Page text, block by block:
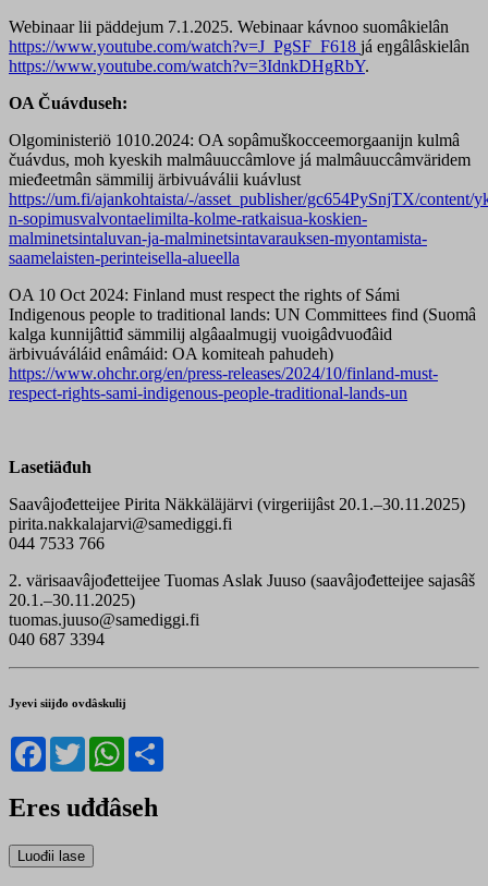
Webinaar lii päddejum 7.1.2025. Webinaar kávnoo suomâkielân
https://www.youtube.com/watch?v=J_PgSF_F618 já eŋgâlâskielân
https://www.youtube.com/watch?v=3IdnkDHgRbY.
OA Čuávduseh:
Olgoministeriö 1010.2024: OA sopâmuškocceemorgaanijn kulmâ
čuávdus, moh kyeskih malmâuuccâmlove já malmâuuccâmväridem
mieđeetmân sämmilij ärbivuáválii kuávlust
https://um.fi/ajankohtaista/-/asset_publisher/gc654PySnjTX/content/
n-sopimusvalvontaelimilta-kolme-ratkaisua-koskien-
malminetsintaluvan-ja-malminetsintavarauksen-myontamista-
saamelaisten-perinteisella-alueella
OA 10 Oct 2024: Finland must respect the rights of Sámi
Indigenous people to traditional lands: UN Committees find (Suomâ
kalga kunnijâttiđ sämmilij algâaalmugij vuoigâdvuođâid
ärbivuáváláid enâmáid: OA komiteah pahudeh)
https://www.ohchr.org/en/press-releases/2024/10/finland-must-
respect-rights-sami-indigenous-people-traditional-lands-un
Lasetiäđuh
Saavâjođetteijee Pirita Näkkäläjärvi (virgeriijâst 20.1.–30.11.2025)
pirita.nakkalajarvi@samediggi.fi
044 7533 766
2. värisaavâjođetteijee Tuomas Aslak Juuso (saavâjođetteijee sajasâš
20.1.–30.11.2025)
tuomas.juuso@samediggi.fi
040 687 3394
Jyevi siijđo ovdâskulij
Facebook
TwitterWhatsApp
Eres uđđâseh